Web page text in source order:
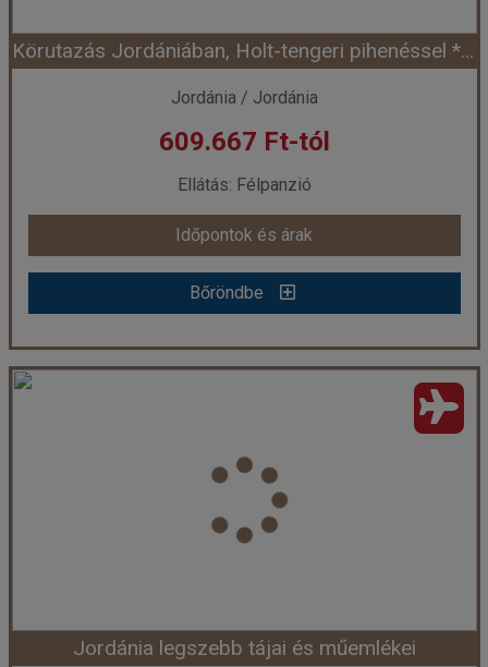
Időpont: 2026-10-13 | 7 éj
már 545.000 Ft-tól
Időpontok és árak
Bőröndbe
Körutazás Jordániában, Holt-tengeri pihenéssel ****
Jordánia / Jordánia
609.667 Ft-tól
Ellátás: Félpanzió
Időpontok és árak
Bőröndbe
Körutazás Jordániában, Holt-tengeri pihenéssel ****
Város:Aqaba
Utazás módja:
Repülővel
Félpanzió
Szálláskategória:Hotel ****
2 ágyas szoba franciaággyal
Időpont: 2026-10-10 | 7 éj
Jordánia legszebb tájai és műemlékei